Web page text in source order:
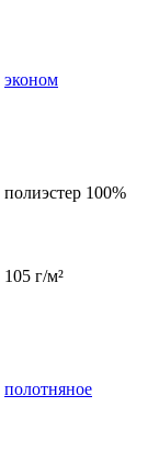
эконом
полиэстер 100%
105 г/м²
полотняное